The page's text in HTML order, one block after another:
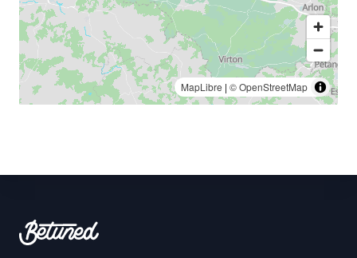
MapLibre | © OpenStreetMap
Betuned